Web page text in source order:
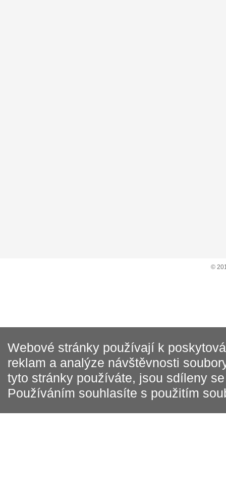
©
Webové stránky používají k
reklam a analýze návštěvnosti
tyto stránky používáte, jsou sdíleny
Používáním souhlasíte s použitím